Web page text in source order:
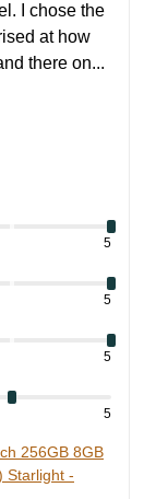
I chose the
at how
5
5
5
5
256GB 8GB
Starlight -